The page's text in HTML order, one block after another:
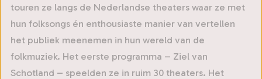
touren ze langs de Nederlandse theaters waar ze met
hun folksongs én enthousiaste manier van vertellen
het publiek meenemen in hun wereld van de
folkmuziek. Het eerste programma – Ziel van
Schotland – speelden ze in ruim 30 theaters. Het